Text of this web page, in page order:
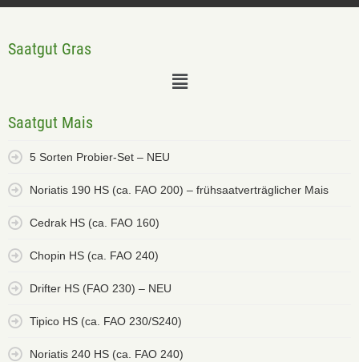
Saatgut Gras
Saatgut Mais
5 Sorten Probier-Set – NEU
Noriatis 190 HS (ca. FAO 200) – frühsaatverträglicher Mais
Cedrak HS (ca. FAO 160)
Chopin HS (ca. FAO 240)
Drifter HS (FAO 230) – NEU
Tipico HS (ca. FAO 230/S240)
Noriatis 240 HS (ca. FAO 240)